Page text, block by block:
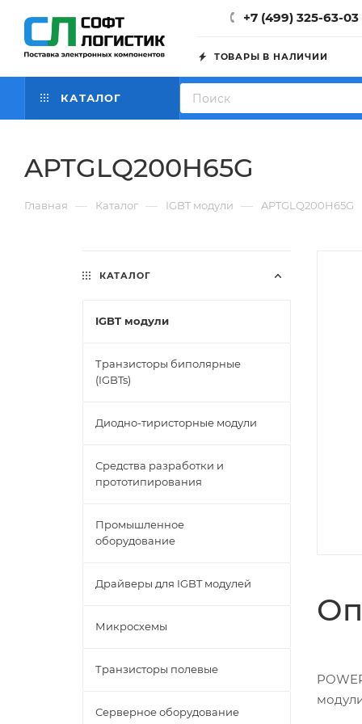
+7 (499) 325-63-03
ТОВАРЫ В НАЛИЧИИ
КАТАЛОГ
APTGLQ200H65G
Главная — Каталог — IGBT модули — APTGLQ200H65G
КАТАЛОГ
IGBT модули
Транзисторы биполярные
(IGBTs)
Диодно-тиристорные модули
Средства разработки и
прототипирования
Промышленное
оборудование
Драйверы для IGBT модулей
Микросхемы
Транзисторы полевые
Серверное оборудование